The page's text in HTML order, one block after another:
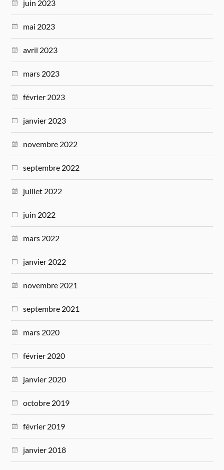
juin 2023
mai 2023
avril 2023
mars 2023
février 2023
janvier 2023
novembre 2022
septembre 2022
juillet 2022
juin 2022
mars 2022
janvier 2022
novembre 2021
septembre 2021
mars 2020
février 2020
janvier 2020
octobre 2019
février 2019
janvier 2018